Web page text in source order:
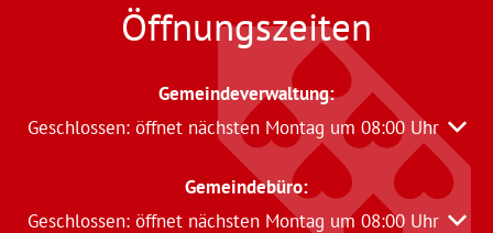
Öffnungszeiten
Gemeindeverwaltung:
Klicken, um weitere Öffnungs- oder Schließzeiten
Geschlossen: öffnet nächsten Montag um 08:00 Uhr
Gemeindebüro:
Klicken, um weitere Öffnungs- oder Schließzeiten
Geschlossen: öffnet nächsten Montag um 08:00 Uhr